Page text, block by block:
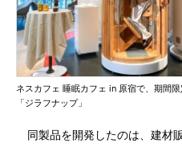
ネスカフェ 睡眠カフェ in 原宿で、期間
「ジラフナップ」
同製品を開発したのは、建材